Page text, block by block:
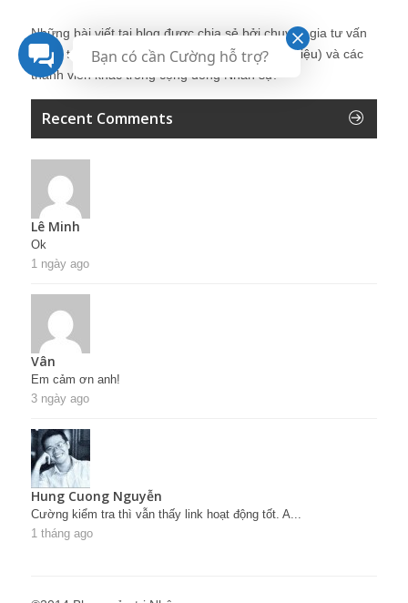
Những bài viết tại blog được chia sẻ bởi chuyên gia tư vấn
Quản trị Nhân sự Nguyễn Hùng Cường (giới thiệu) và các
thành viên khác trong cộng đồng Nhân sự.
Recent Comments
Lê Minh
Ok
1 ngày ago
Vân
Em cảm ơn anh!
3 ngày ago
Hung Cuong Nguyễn
Cường kiểm tra thì vẫn thấy link hoạt động tốt. A...
1 tháng ago
Bạn có cần Cường hỗ trợ?